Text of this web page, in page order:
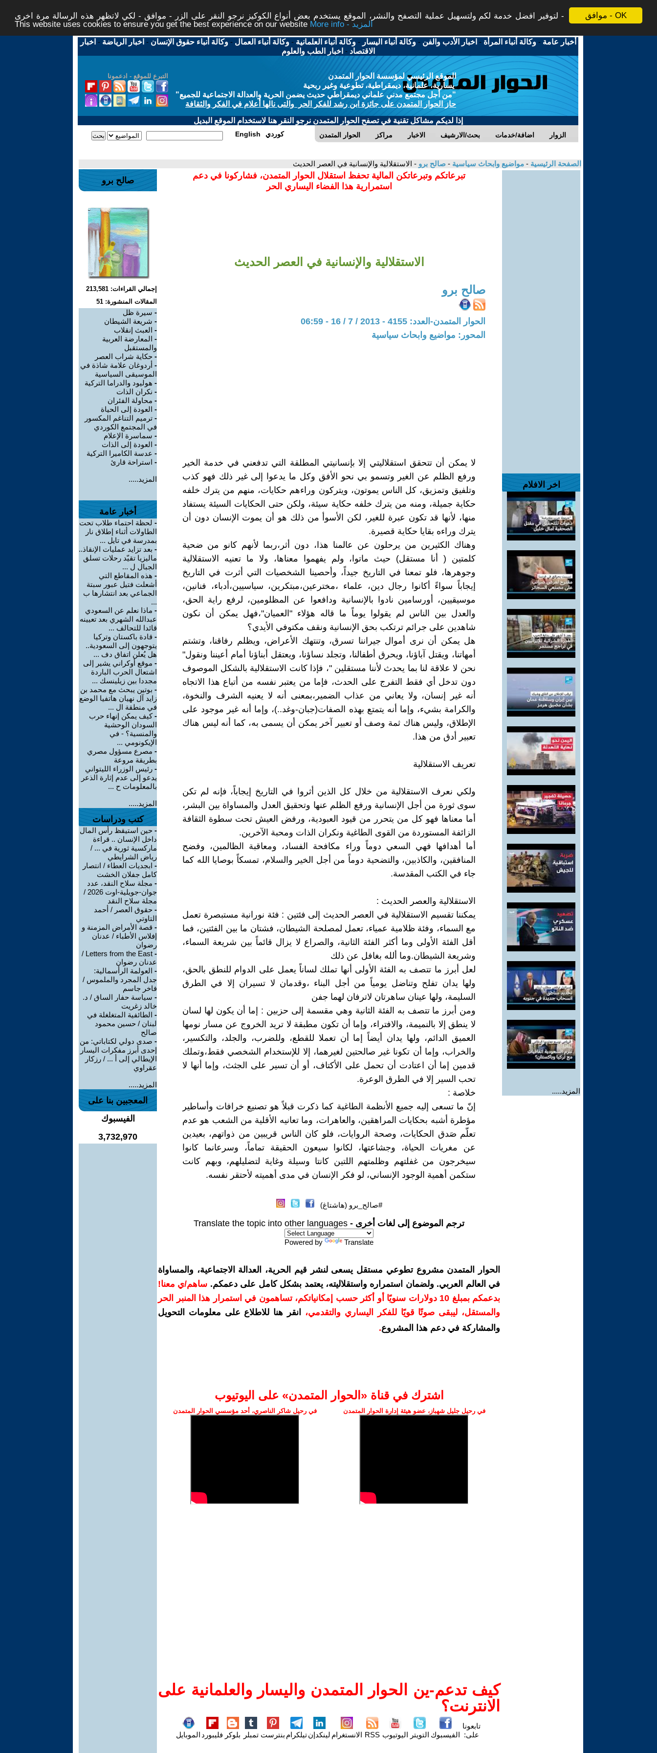
موافق - OK
لتوفير افضل خدمة لكم ولتسهيل عملية التصفح والنشر، الموقع يستخدم بعض أنواع الكوكيز نرجو النقر على الزر - موافق - لكي لاتظهر هذه الرسالة مرة اخرى -
This website uses cookies to ensure you get the best experience on our website
More info - المزيد
أخبار عامة -وكالة أنباء المرأة - اخبار الأدب والفن -وكالة أنباء اليسار -وكالة أنباء العلمانية -وكالة أنباء العمال -وكالة أنباء حقوق الإنسان - اخبار الرياضة - اخبار
الاقتصاد - اخبار الطب والعلوم
التبرع للموقع - ادعمونا
الموقع الرئيسي لمؤسسة الحوار المتمدن
يسارية، علمانية، ديمقراطية، تطوعية وغير ربحية
"من أجل مجتمع مدني علماني ديمقراطي حديث يضمن الحرية والعدالة الاجتماعية للجميع"
حاز الحوار المتمدن على جائزة ابن رشد للفكر الحر والتى نالها أعلام في الفكر والثقافة
إذا لديكم مشاكل تقنية في تصفح الحوار المتمدن نرجو النقر هنا لاستخدام الموقع البديل
الحوار المتمدن مراكز الاخبار بحث/الارشيف اضافة/خدمات الزوار English كوردي
الصفحة الرئيسية - مواضيع وابحاث سياسية - صالح برو - الاستقلالية والإنسانية في العصر الحديث
اخر الافلام
المزيد.....
تبرعاتكم وتبرعاتكن المالية تحفظ استقلال الحوار المتمدن، فشاركونا في دعم
استمرارية هذا الفضاء اليساري الحر
الاستقلالية والإنسانية في العصر الحديث
صالح برو
الحوار المتمدن-العدد: 4155 - 2013 / 7 / 16 - 06:59
المحور: مواضيع وابحاث سياسية
لا يمكن أن تتحقق استقلاليتي إلا بإنسانيتي المطلقة التي تدفعني في خدمة الخير
ورفع الظلم عن الغير وتسمو بي نحو الأفق وكل ما يدعوا إلى غير ذلك فهو كذب
وتلفيق وتمزيق، كل الناس يموتون، ويتركون وراءهم حكايات، منهم من يترك خلفه
حكاية جميلة، ومنه من يترك خلفه حكاية سيئة، ولكن حتى الحكايات السيئة يستفاد
منها، لأنها قد تكون عبرة للغير، لكن الأسوأ من ذلك هو أن يموت الإنسان دون أن
يترك وراءه بقايا حكاية قصيرة.
وهناك الكثيرين من يرحلون عن عالمنا هذا، دون أثر،ربما لأنهم كانو من ضحية
كلمتين ( أنا مستقل) حيث ماتوا، ولم يفهموا معناها، ولا ما تعنيه الاستقلالية
وجوهرها، فلو تمعنا في التاريخ جيداً، وأحصينا الشخصيات التي أثرت في التاريخ
إيجاباً سواءً أكانوا رجال دين، علماء ،مخترعين،مبتكرين، سياسيين،أدباء، فنانين،
موسيقيين، أورسامين نادوا بالإنسانية ودافعوا عن المظلومين، لرفع راية الحق،
والعدل بين الناس لم يقولوا يوماً ما قاله هؤلاء "العميان"،فهل يمكن أن نكون
شاهدين على جرائم ترتكب بحق الإنسانية ونقف مكتوفي الأيدي؟
هل يمكن أن نرى أموال جيراننا تسرق، وتنتهك الأعراض، ويظلم رفاقنا، وتشتم
أمهاتنا، ويقتل آباؤنا، ويحرق أطفالنا، وتجلد نساؤنا، ويعتقل أبناؤنا أمام أعيننا ونقول"
نحن لا علاقة لنا بما يحدث لأننا مستقلين "، فإذا كانت الاستقلالية بالشكل الموصوف
دون تدخل أي فقط التفرج على الحدث، فإما من يعتبر نفسه من أتباع هذا الاتجاه
أنه غير إنسان، ولا يعاني من عذاب الضمير،بمعنى أنه لا يعنيه الشرف والنخوة،
والكرامة بشيء، وإما أنه يتمتع بهذه الصفات(جبان-وغد..)، وإما أنه غير موجود على
الإطلاق، وليس هناك ثمة وصف أو تعبير آخر يمكن أن يسمى به، كما أنه ليس هناك
تعبير أدق من هذا.
تعريف الاستقلالية
ولكي نعرف الاستقلالية من خلال كل الذين أثروا في التاريخ إيجاباً، فإنه لم تكن
سوى ثورة من أجل الإنسانية ورفع الظلم عنها وتحقيق العدل والمساواة بين البشر،
أما معناها فهو كل من يتحرر من قيود العبودية، ورفض العيش تحت سطوة الثقافة
الزائفة المستوردة من القوى الطاغية ونكران الذات ومحبة الآخرين.
أما أهدافها فهي السعي دوماً وراء مكافحة الفساد، ومعاقبة الظالمين، وفضح
المنافقين، والكاذبين، والتضحية دوماً من أجل الخير والسلام، تمسكاً بوصايا الله كما
جاء في الكتب المقدسة.
الاستقلالية والعصر الحديث :
يمكننا تقسيم الاستقلالية في العصر الحديث إلى فئتين : فئة نورانية مستبصرة تعمل
مع السماء، وفئة ظلامية عمياء، تعمل لمصلحة الشيطان، فشتان ما بين الفئتين، فما
أقل الفئة الأولى وما أكثر الفئة الثانية، والصراع لا يزال قائماً بين شريعة السماء،
وشريعة الشيطان.وما ألله بغافل عن ذلك
لعل أبرز ما تتصف به الفئة الأولى أنها تملك لساناً يعمل على الدوام للنطق بالحق،
ولها يدان تفلح وتناضل يومياً من أجل البناء ،وقدمان لا تسيران إلا في الطرق
السليمة، ولها عينان ساهرتان لاترفان لهما جفن
ومن أبرز ما تتصف به الفئة الثانية وهي مقسمة إلى حزبين : إما أن يكون لها لسان
لا ينطق إلا بالنميمة، والافتراء، وإما أن تكون مطبقة لا تريد الخروج عن مسار نومها
العميق الدائم، ولها يدان أيضاً إما أن تعملا للقطع، وللضرب، والجلد، والتكسير،
والخراب، وإما أن تكونا غير صالحتين لغيرهما، إلا للإستخدام الشخصي فقط،وتملك
قدمين إما أن اعتادت أن تحمل على الأكتاف، أو أن تسير على الجثث، وإما أنها لا
تحب السير إلا في الطرق الوعرة.
خلاصة :
إنّ ما تسعى إليه جميع الأنظمة الطاغية كما ذكرت قبلاً هو تصنيع خرافات وأساطير
مؤطرة أشبه بحكايات المراهقين، والعاهرات، وما تعانيه الأقلية من الشعب هو عدم
تعلّم صَدق الحكايات، وصحة الروايات، فلو كان الناس قريبين من ذواتهم، بعيدين
عن مغريات الحياة، وجشاعتها، لكانوا سيعون الحقيقة تماماً، وسرعانما كانوا
سيخرجون من غفلتهم وظلمتهم اللتين كانتا وسيلة وغاية لتضليلهم، وبهم كانت
ستكمن أهمية الوجود الإنساني، لو فكر الإنسان في مدى أهميته لأحتقر نفسه.
#صالح_برو (هاشتاغ)
ترجم الموضوع إلى لغات أخرى - Translate the topic into other languages
Powered by Translate
الحوار المتمدن مشروع تطوعي مستقل يسعى لنشر قيم الحرية، العدالة الاجتماعية، والمساواة
في العالم العربي. ولضمان استمراره واستقلاليته، يعتمد بشكل كامل على دعمكم. ساهم/ي معنا!
بدعمكم بمبلغ 10 دولارات سنويًا أو أكثر حسب إمكانياتكم، تساهمون في استمرار هذا المنبر الحر
والمستقل، ليبقى صوتًا قويًا للفكر اليساري والتقدمي،
انقر هنا للاطلاع على معلومات التحويل
والمشاركة في دعم هذا المشروع.
اشترك في قناة ‫«الحوار المتمدن» على اليوتيوب
في رحيل جليل شهباز، عضو هيئة إدارة الحوار المتمدن في رحيل شاكر الناصري، أحد مؤسسي الحوار المتمدن
كيف تدعم-ين الحوار المتمدن واليسار والعلمانية على
الانترنت؟
تابعونا
على: الفيسبوك التويتر اليوتيوب RSS الانستغرام لينكدإنتيلكرام بنترست تمبلر بلوكر فليبورد الموبايل
صالح برو
إجمالي القراءات: 213,581
المقالات المنشورة: 51
- سيرة ظل
- شريعة الشيطان
- العبث إنقلاب
- المعارضة العربية
والمستقبل
- حكاية شراب العصر
- أردوغان علامة شاذة في
الموسيقى السياسية
- هوليود والدراما التركية
- نكران الذات
- محاولة الفئران
- العودة إلى الحياة
- ترميم التناغم المكسور
في المجتمع الكوردي
- سماسرة الإعلام
- العودة إلى الذات
- عدسة الكاميرا التركية
- استراحة قارئ
المزيد.....
أخبار عامة
- لحظة احتماء طلاب تحت
الطاولات أثناء إطلاق نار
بمدرسة في تايل ...
- بعد تزايد عمليات الإنقاذ..
ماليزيا تقيّد رحلات تسلق
الجبال ل ...
- هذه المقاطع التي
أشعلت فتيل عبور سبتة
الجماعي بعد انتشارها ب
...
- ماذا نعلم عن السعودي
عبدالله الشهري بعد تعيينه
قائدا للتحالف ...
- قادة باكستان وتركيا
يتوجهون إلى السعودية..
هل يُعلن اتفاق دف ...
- موقع أوكراني يشير إلى
اشتعال الحرب الباردة
مجددا بين زيلينسك ...
- بوتين يبحث مع محمد بن
زايد آل نهيان هاتفيا الوضع
في منطقة ال ...
-كيف يمكن إنهاء حرب
السودان الوحشية
والمنسية؟ - في
الإيكونومي ...
- مصرع مسؤول مصري
بطريقة مروعة
- رئيس الوزراء الليتواني
يدعو إلى عدم إثارة الذعر
بالمعلومات ح ...
المزيد.....
كتب ودراسات
- حين استيقظ رأس المال
داخل الإنسان .. قراءة
ماركسية ثورية في ... /
رياض الشرايطي
- ابجديات العطاء / انتصار
كامل جفلان الخشت
- مجلة سلاح النقد، عدد
جوان-جويلية-اوت 2026 /
مجلة سلاح النقد
- حقوق العصر / أحمد
التاوتي
- قصة الأمراض المزمنة و
إفلاس الأطباء / عدنان
رضوان
-
Letters from the East /
عدنان رضوان
- العولمة الرأسمالية:
جدل المجرد والملموس /
فاخر جاسم
- سياسة حفار الساق / د.
خالد زغريت
- الطائفية المتغلغلة في
لبنان / حسين محمود
صالح
- صدى دولي لكتاباتي: من
إحدى أبرز مفكرات اليسار
الإيطالي إلى أ ... / رزكار
عقراوي
المزيد.....
المعجبين بنا على
الفيسبوك
3,732,970